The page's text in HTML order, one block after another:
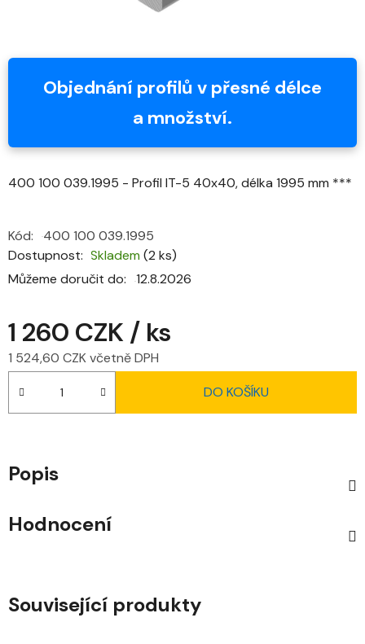
Objednání profilů v přesné délce
a množství.
400 100 039.1995 - Profil IT-5 40x40, délka 1995 mm ***
Dostupnost Skladem (2 ks)
Můžeme doručit do:
12.8.2026
Kód: 400 100 039.1995
1 260 CZK / ks
1 524,60 CZK včetně DPH
DO KOŠÍKU
Popis
Hodnocení
Související produkty